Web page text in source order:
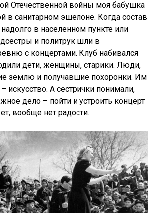
Отечественной войны моя бабушка
в санитарном эшелоне. Когда состав
в населенном пункте или
и политрук шли в
с концертами. Клуб набивался
дети, женщины, старики. Люди,
землю и получавшие похоронки. Им
искусство. А сестрички понимали,
дело – пойти и устроить концерт
вообще нет радости.